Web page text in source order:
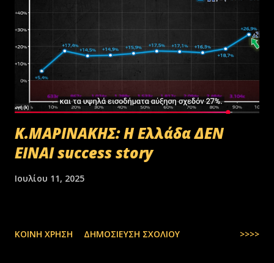
Κ.ΜΑΡΙΝΑΚΗΣ: Η Ελλάδα ΔΕΝ
ΕΙΝΑΙ success story
Ιουλίου 11, 2025
ΚΟΙΝΉ ΧΡΉΣΗ ΔΗΜΟΣΊΕΥΣΗ ΣΧΟΛΊΟΥ >>>>